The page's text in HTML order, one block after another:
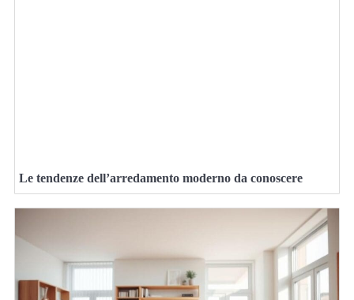
Le tendenze dell’arredamento moderno da conoscere